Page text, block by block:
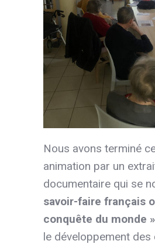
Nous avons terminé
animation par un
documentaire qui se
savoir-faire français
conquête du monde »
le développement des